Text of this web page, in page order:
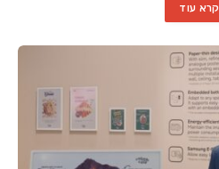
קרא עוד